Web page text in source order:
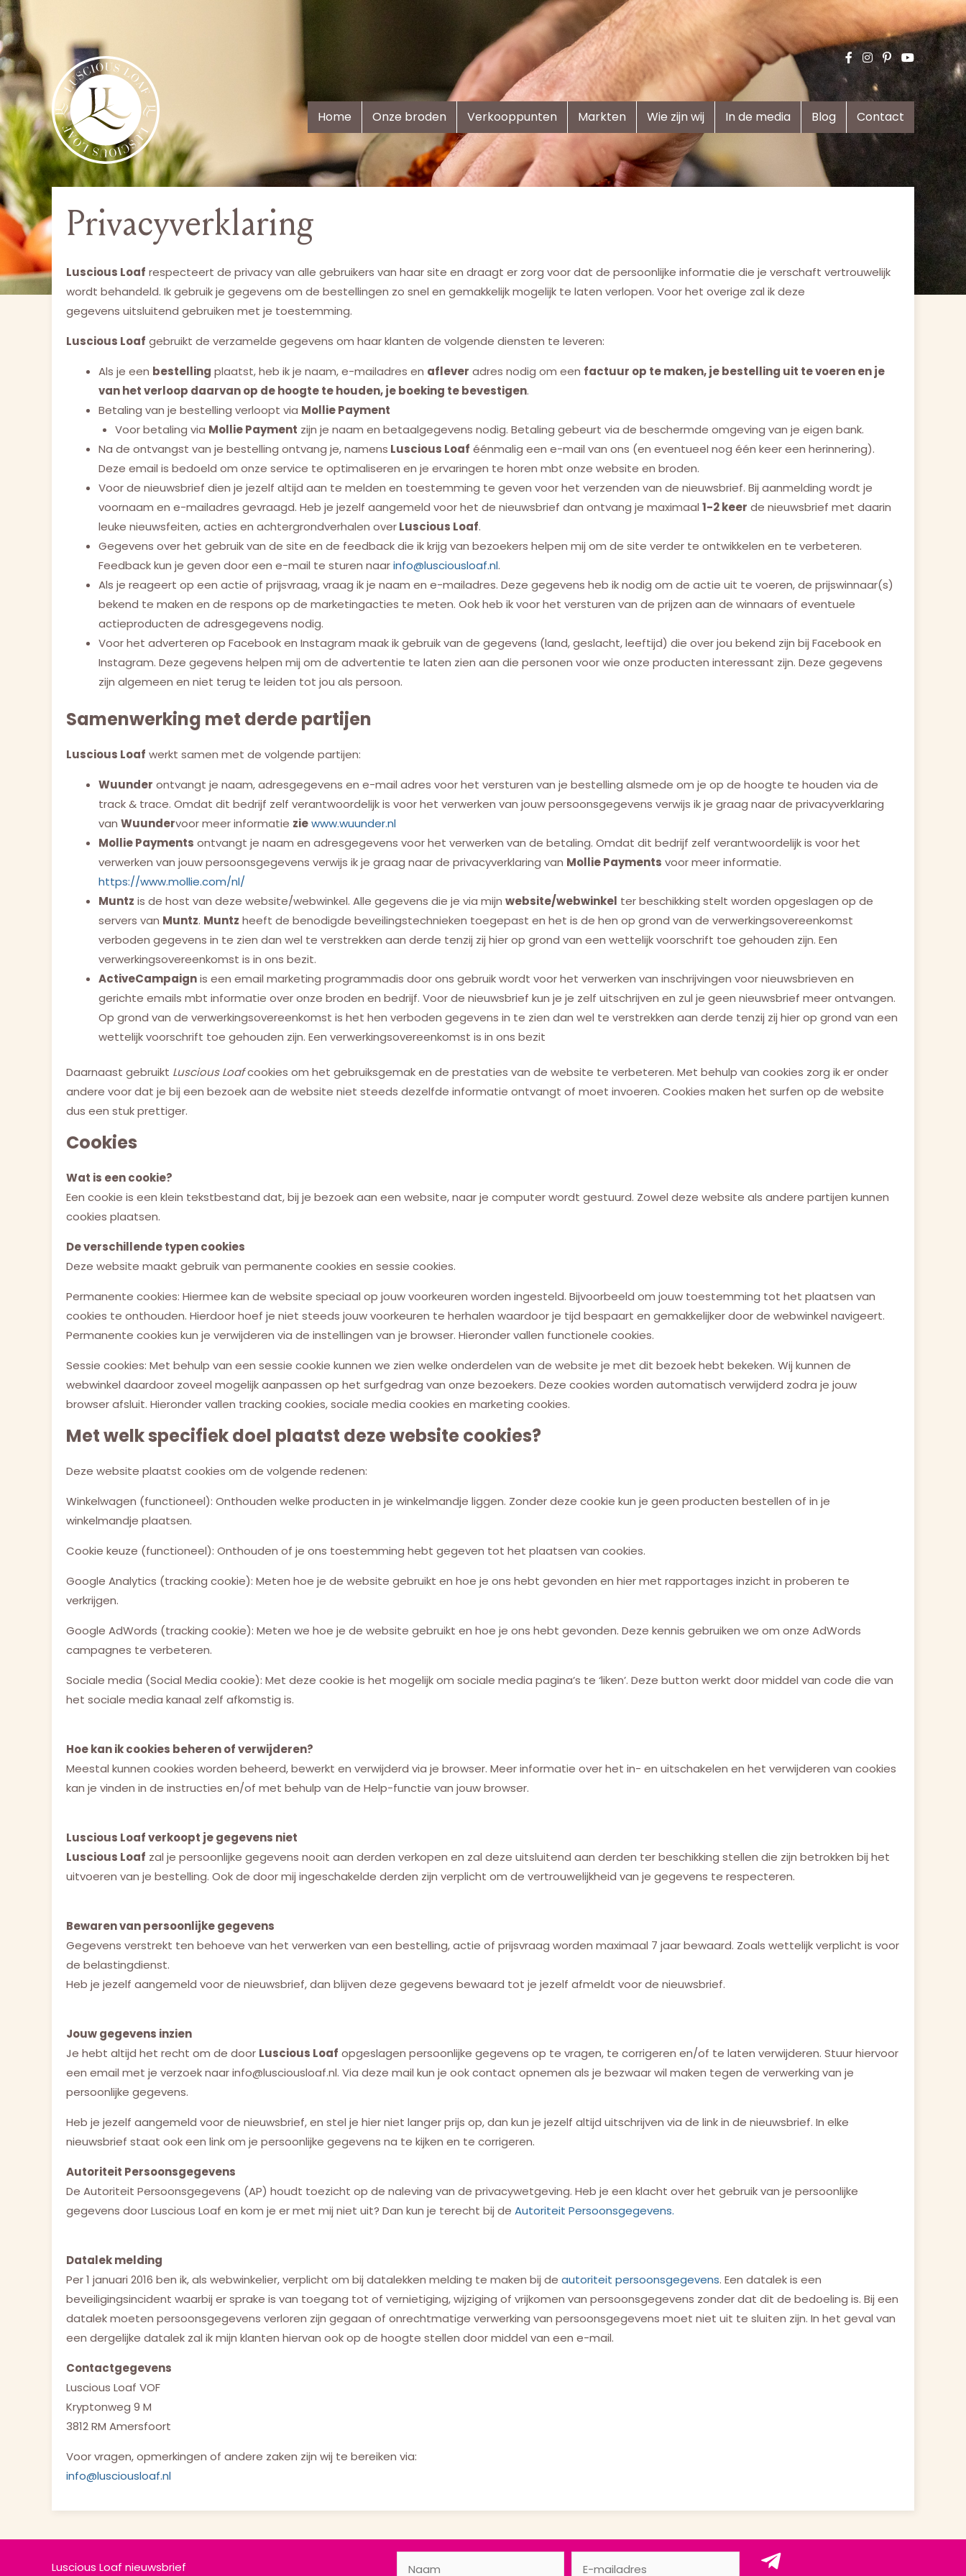
Ga
naar
de
inhoud
Home Onze broden Verkooppunten Markten Wie zijn wij In de media Blog Contact
Privacyverklaring
Luscious Loaf respecteert de privacy van alle gebruikers van haar site en draagt er zorg voor dat de persoonlijke informatie die je verschaft vertrouwelijk
wordt behandeld. Ik gebruik je gegevens om de bestellingen zo snel en gemakkelijk mogelijk te laten verlopen. Voor het overige zal ik deze
gegevens uitsluitend gebruiken met je toestemming.
Luscious Loaf gebruikt de verzamelde gegevens om haar klanten de volgende diensten te leveren:
Als je een bestelling plaatst, heb ik je naam, e-mailadres en aflever adres nodig om een factuur op te maken, je bestelling uit te voeren en je
van het verloop daarvan op de hoogte te houden, je boeking te bevestigen.
Betaling van je bestelling verloopt via Mollie Payment
Voor betaling via Mollie Payment zijn je naam en betaalgegevens nodig. Betaling gebeurt via de beschermde omgeving van je eigen bank.
Na de ontvangst van je bestelling ontvang je, namens Luscious Loaf éénmalig een e-mail van ons (en eventueel nog één keer een herinnering).
Deze email is bedoeld om onze service te optimaliseren en je ervaringen te horen mbt onze website en broden.
Voor de nieuwsbrief dien je jezelf altijd aan te melden en toestemming te geven voor het verzenden van de nieuwsbrief. Bij aanmelding wordt je
voornaam en e-mailadres gevraagd. Heb je jezelf aangemeld voor het de nieuwsbrief dan ontvang je maximaal 1-2 keer de nieuwsbrief met daarin
leuke nieuwsfeiten, acties en achtergrondverhalen overLuscious Loaf.
Gegevens over het gebruik van de site en de feedback die ik krijg van bezoekers helpen mij om de site verder te ontwikkelen en te verbeteren.
Feedback kun je geven door een e-mail te sturen naarinfo@lusciousloaf.nl.
Als je reageert op een actie of prijsvraag, vraag ik je naam en e-mailadres. Deze gegevens heb ik nodig om de actie uit te voeren, de prijswinnaar(s)
bekend te maken en de respons op de marketingacties te meten. Ook heb ik voor het versturen van de prijzen aan de winnaars of eventuele
actieproducten de adresgegevens nodig.
Voor het adverteren op Facebook en Instagram maak ik gebruik van de gegevens (land, geslacht, leeftijd) die over jou bekend zijn bij Facebook en
Instagram. Deze gegevens helpen mij om de advertentie te laten zien aan die personen voor wie onze producten interessant zijn. Deze gegevens
zijn algemeen en niet terug te leiden tot jou als persoon.
Samenwerking met derde partijen
Luscious Loaf werkt samen met de volgende partijen:
Wuunder ontvangt je naam, adresgegevens en e-mail adres voor het versturen van je bestelling alsmede om je op de hoogte te houden via de
track & trace. Omdat dit bedrijf zelf verantwoordelijk is voor het verwerken van jouw persoonsgegevens verwijs ik je graag naar de privacyverklaring
van Wuundervoor meer informatie ziewww.wuunder.nl
Mollie Payments ontvangt je naam en adresgegevens voor het verwerken van de betaling. Omdat dit bedrijf zelf verantwoordelijk is voor het
verwerken van jouw persoonsgegevens verwijs ik je graag naar de privacyverklaring van Mollie Payments voor meer informatie.
https://www.mollie.com/nl/
Muntz is de host van deze website/webwinkel. Alle gegevens die je via mijn website/webwinkel ter beschikking stelt worden opgeslagen op de
servers van Muntz. Muntz heeft de benodigde beveilingstechnieken toegepast en het is de hen op grond van de verwerkingsovereenkomst
verboden gegevens in te zien dan wel te verstrekken aan derde tenzij zij hier op grond van een wettelijk voorschrift toe gehouden zijn. Een
verwerkingsovereenkomst is in ons bezit.
ActiveCampaignis een email marketing programmadis door ons gebruik wordt voor het verwerken van inschrijvingen voor nieuwsbrieven en
gerichte emails mbt informatie over onze broden en bedrijf. Voor de nieuwsbrief kun je je zelf uitschrijven en zul je geen nieuwsbrief meer ontvangen.
Op grond van de verwerkingsovereenkomst is het hen verboden gegevens in te zien dan wel te verstrekken aan derde tenzij zij hier op grond van een
wettelijk voorschrift toe gehouden zijn. Een verwerkingsovereenkomst is in ons bezit
Daarnaast gebruikt Luscious Loafcookies om het gebruiksgemak en de prestaties van de website te verbeteren. Met behulp van cookies zorg ik er onder
andere voor dat je bij een bezoek aan de website niet steeds dezelfde informatie ontvangt of moet invoeren. Cookies maken het surfen op de website
dus een stuk prettiger.
Cookies
Wat is een cookie?
Een cookie is een klein tekstbestand dat, bij je bezoek aan een website, naar je computer wordt gestuurd. Zowel deze website als andere partijen kunnen
cookies plaatsen.
De verschillende typen cookies
Deze website maakt gebruik van permanente cookies en sessie cookies.
Permanente cookies: Hiermee kan de website speciaal op jouw voorkeuren worden ingesteld. Bijvoorbeeld om jouw toestemming tot het plaatsen van
cookies te onthouden. Hierdoor hoef je niet steeds jouw voorkeuren te herhalen waardoor je tijd bespaart en gemakkelijker door de webwinkel navigeert.
Permanente cookies kun je verwijderen via de instellingen van je browser. Hieronder vallen functionele cookies.
Sessie cookies: Met behulp van een sessie cookie kunnen we zien welke onderdelen van de website je met dit bezoek hebt bekeken. Wij kunnen de
webwinkel daardoor zoveel mogelijk aanpassen op het surfgedrag van onze bezoekers. Deze cookies worden automatisch verwijderd zodra je jouw
browser afsluit. Hieronder vallen tracking cookies, sociale media cookies en marketing cookies.
Met welk specifiek doel plaatst deze website cookies?
Deze website plaatst cookies om de volgende redenen:
Winkelwagen (functioneel): Onthouden welke producten in je winkelmandje liggen. Zonder deze cookie kun je geen producten bestellen of in je
winkelmandje plaatsen.
Cookie keuze (functioneel): Onthouden of je ons toestemming hebt gegeven tot het plaatsen van cookies.
Google Analytics (tracking cookie): Meten hoe je de website gebruikt en hoe je ons hebt gevonden en hier met rapportages inzicht in proberen te
verkrijgen.
Google AdWords (tracking cookie): Meten we hoe je de website gebruikt en hoe je ons hebt gevonden. Deze kennis gebruiken we om onze AdWords
campagnes te verbeteren.
Sociale media (Social Media cookie): Met deze cookie is het mogelijk om sociale media pagina’s te ‘liken’. Deze button werkt door middel van code die van
het sociale media kanaal zelf afkomstig is.
Hoe kan ik cookies beheren of verwijderen?
Meestal kunnen cookies worden beheerd, bewerkt en verwijderd via je browser. Meer informatie over het in- en uitschakelen en het verwijderen van cookies
kan je vinden in de instructies en/of met behulp van de Help-functie van jouw browser.
Luscious Loaf verkoopt je gegevens niet
Luscious Loaf zal je persoonlijke gegevens nooit aan derden verkopen en zal deze uitsluitend aan derden ter beschikking stellen die zijn betrokken bij het
uitvoeren van je bestelling. Ook de door mij ingeschakelde derden zijn verplicht om de vertrouwelijkheid van je gegevens te respecteren.
Bewaren van persoonlijke gegevens
Gegevens verstrekt ten behoeve van het verwerken van een bestelling, actie of prijsvraag worden maximaal 7 jaar bewaard. Zoals wettelijk verplicht is voor
de belastingdienst.
Heb je jezelf aangemeld voor de nieuwsbrief, dan blijven deze gegevens bewaard tot je jezelf afmeldt voor de nieuwsbrief.
Jouw gegevens inzien
Je hebt altijd het recht om de door Luscious Loaf opgeslagen persoonlijke gegevens op te vragen, te corrigeren en/of te laten verwijderen. Stuur hiervoor
een email met je verzoek naar info@lusciousloaf.nl. Via deze mail kun je ook contact opnemen als je bezwaar wil maken tegen de verwerking van je
persoonlijke gegevens.
Heb je jezelf aangemeld voor de nieuwsbrief, en stel je hier niet langer prijs op, dan kun je jezelf altijd uitschrijven via de link in de nieuwsbrief. In elke
nieuwsbrief staat ook een link om je persoonlijke gegevens na te kijken en te corrigeren.
Autoriteit Persoonsgegevens
De Autoriteit Persoonsgegevens (AP) houdt toezicht op de naleving van de privacywetgeving. Heb je een klacht over het gebruik van je persoonlijke
gegevens door Luscious Loaf en kom je er met mij niet uit? Dan kun je terecht bij de Autoriteit Persoonsgegevens.
Datalek melding
Per 1 januari 2016 ben ik, als webwinkelier, verplicht om bij datalekken melding te maken bij de autoriteit persoonsgegevens. Een datalek is een
beveiligingsincident waarbij er sprake is van toegang tot of vernietiging, wijziging of vrijkomen van persoonsgegevens zonder dat dit de bedoeling is. Bij een
datalek moeten persoonsgegevens verloren zijn gegaan of onrechtmatige verwerking van persoonsgegevens moet niet uit te sluiten zijn. In het geval van
een dergelijke datalek zal ik mijn klanten hiervan ook op de hoogte stellen door middel van een e-mail.
Contactgegevens
Luscious Loaf VOF
Kryptonweg 9 M
3812 RM Amersfoort
Voor vragen, opmerkingen of andere zaken zijn wij te bereiken via:
info@lusciousloaf.nl
Luscious Loaf nieuwsbrief